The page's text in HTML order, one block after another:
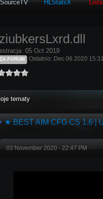
HLStatsX
05 Oct 2019
FORUM Ostatnio: Dec 06 2020
tematy
★ BEST AIM CFG CS 1.6 |
03 November 2020 - 22:47 PM